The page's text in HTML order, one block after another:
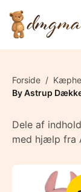
Forside /
By Astrup
Dele af
med hjælp fra